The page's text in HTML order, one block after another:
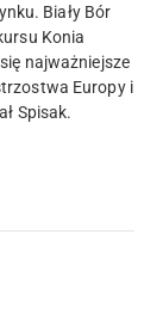
Biały Bór
Konia
najważniejsze
Europy i
Spisak.